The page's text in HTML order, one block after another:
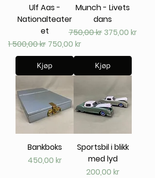
Ulf Aas -
Nationalteater
et
Vanlig pris
1 500,00 kr Salgspris
750,00 kr
Kjøp
Munch - Livets
dans
Vanlig pris
750,00 krSalgspris
375,00 kr
Kjøp
Bankboks
Pris
450,00 kr
Sportsbil i blikk
med lyd
Pris
200,00 kr